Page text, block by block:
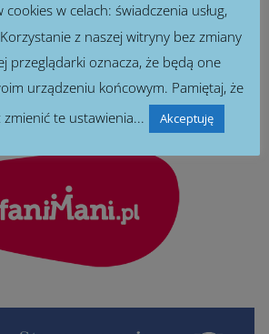
za darmo
cookies w celach: świadczenia usług,
z naszej witryny bez zmiany
przeglądarki oznacza, że będą one
urządzeniu końcowym. Pamiętaj, że
zmienić te ustawienia...
Akceptuję